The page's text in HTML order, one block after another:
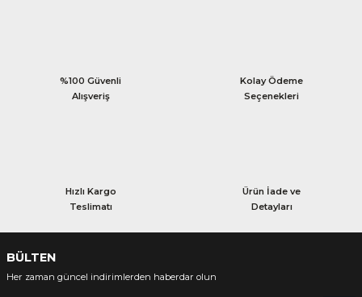
%100 Güvenli
Alışveriş
Kolay Ödeme
Seçenekleri
Hızlı Kargo
Teslimatı
Ürün İade ve
Detayları
BÜLTEN
Her zaman güncel indirimlerden haberdar olun